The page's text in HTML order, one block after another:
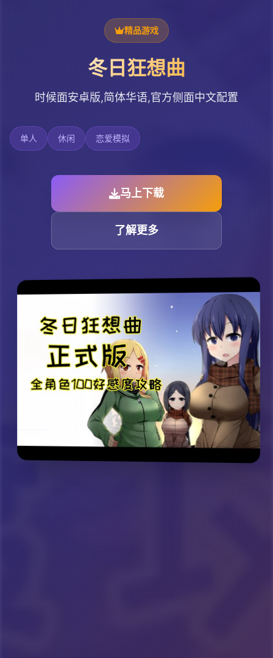
精品游戏
冬日狂想曲
时候面安卓版,简体华语,官方侧面中文配置
单人 休闲 恋爱模拟
马上下载
了解更多